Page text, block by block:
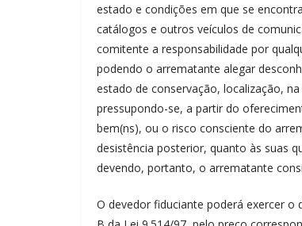
estado e condições em que se
catálogos e outros veículos de
comitente a responsabilidade por
podendo o arrematante alegar
estado de conservação, localização,
pressupondo-se, a partir do
bem(ns), ou o risco consciente do
desistência posterior, quanto às suas
devendo, portanto, o arrematante
O devedor fiduciante poderá exercer